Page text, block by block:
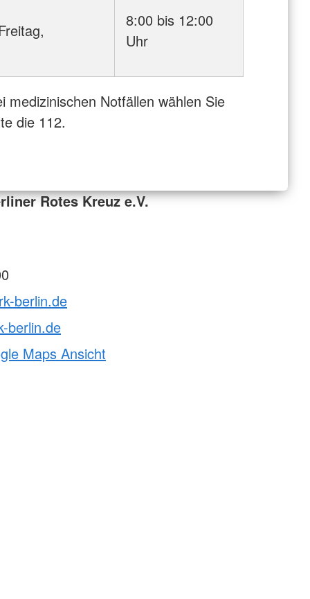
8:00 bis 12:00
Uhr
medizinischen Notfällen wählen Sie
die 112.
Rotes Kreuz e.V.
berlin.de
berlin.de
Maps Ansicht